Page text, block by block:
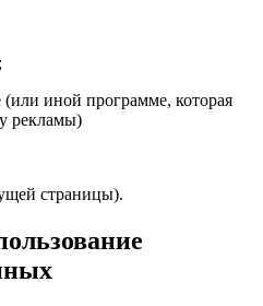
иной программе, которая
рекламы)
страницы).